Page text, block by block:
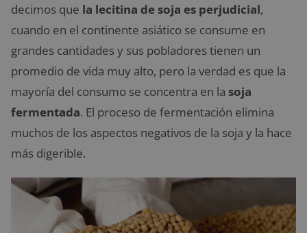
decimos que la lecitina de soja es perjudicial,
cuando en el continente asiático se consume en
grandes cantidades y sus pobladores tienen un
promedio de vida muy alto, pero la verdad es que la
mayoría del consumo se concentra en la soja
fermentada. El proceso de fermentación elimina
muchos de los aspectos negativos de la soja y la hace
más digerible.